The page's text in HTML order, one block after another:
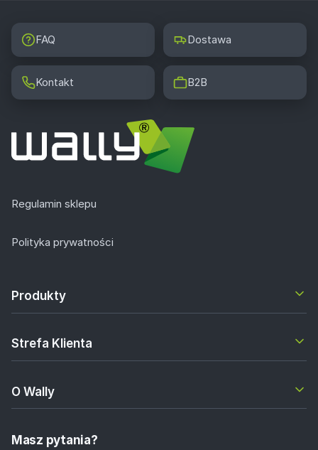
FAQ Dostawa
Kontakt B2B
Regulamin sklepu
Polityka prywatności
Produkty
Strefa Klienta
O Wally
Masz pytania?